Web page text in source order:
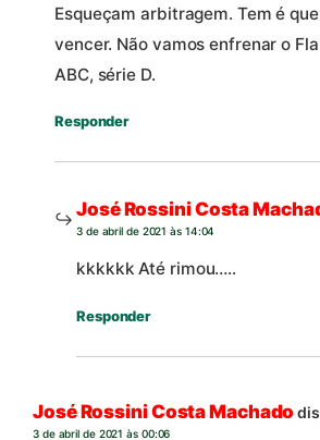
Esqueçam arbitragem. Tem é
vencer. Não vamos enfrenar o
ABC, série D.
Responder
José Rossini Costa
3 de abril de 2021 às 14:04
kkkkkk Até rimou…..
Responder
José Rossini Costa Machado
3 de abril de 2021 às 00:06